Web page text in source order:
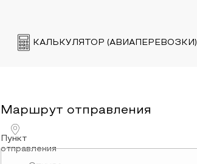
КАЛЬКУЛЯТОР (АВИАПЕРЕВОЗКИ)
Маршрут отправления
Пункт
отправления